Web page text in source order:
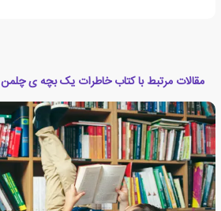
مقالات مرتبط با کتاب خاطرات یک بچه ی چلمن 4